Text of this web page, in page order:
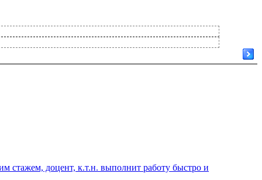
стажем, доцент, к.т.н. выполнит работу быстро и